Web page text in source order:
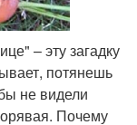
– эту загадку
потянешь
не видели
Почему